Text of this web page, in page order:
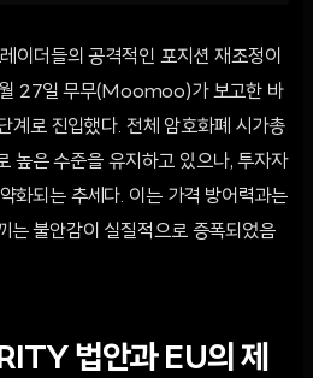
이더들의 공격적인 포지션 재조정이
27일 무무(Moomoo)가 보고한 바
계로 진입했다. 전체 암호화폐 시가총
높은 수준을 유지하고 있으나, 투자자
화되는 추세다. 이는 가격 방어력과는
는 불안감이 실질적으로 증폭되었음
법안과 EU의 제